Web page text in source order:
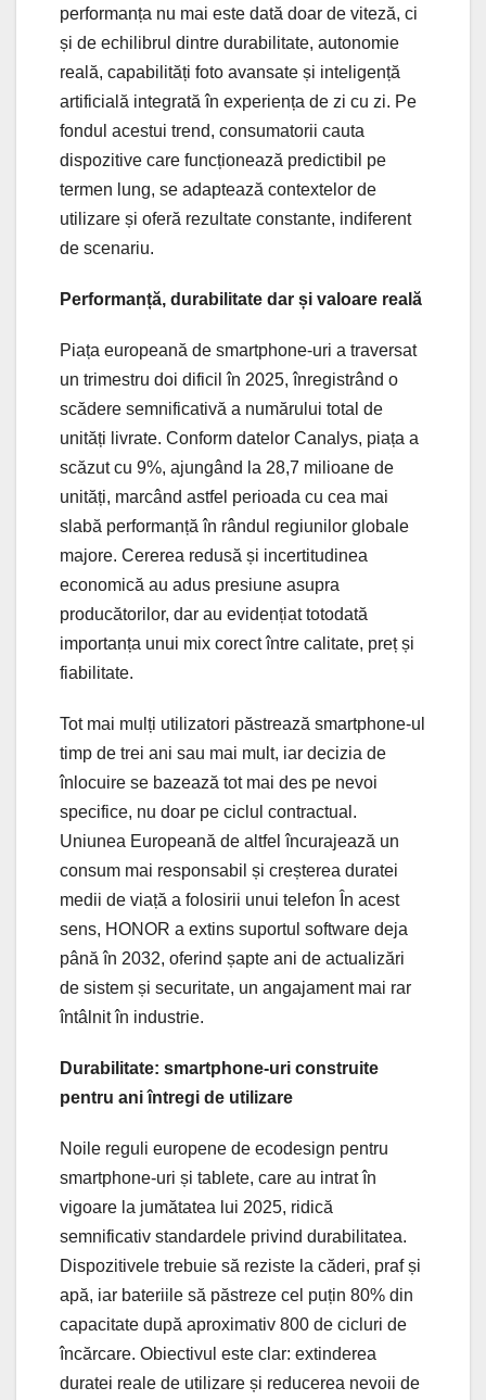
performanța nu mai este dată doar de viteză, ci
și de echilibrul dintre durabilitate, autonomie
reală, capabilități foto avansate și inteligență
artificială integrată în experiența de zi cu zi. Pe
fondul acestui trend, consumatorii cauta
dispozitive care funcționează predictibil pe
termen lung, se adaptează contextelor de
utilizare și oferă rezultate constante, indiferent
de scenariu.
Performanță, durabilitate dar și valoare reală
Piața europeană de smartphone-uri a traversat
un trimestru doi dificil în 2025, înregistrând o
scădere semnificativă a numărului total de
unități livrate. Conform datelor Canalys, piața a
scăzut cu 9%, ajungând la 28,7 milioane de
unități, marcând astfel perioada cu cea mai
slabă performanță în rândul regiunilor globale
majore. Cererea redusă și incertitudinea
economică au adus presiune asupra
producătorilor, dar au evidențiat totodată
importanța unui mix corect între calitate, preț și
fiabilitate.
Tot mai mulți utilizatori păstrează smartphone-ul
timp de trei ani sau mai mult, iar decizia de
înlocuire se bazează tot mai des pe nevoi
specifice, nu doar pe ciclul contractual.
Uniunea Europeană de altfel încurajează un
consum mai responsabil și creșterea duratei
medii de viață a folosirii unui telefon În acest
sens, HONOR a extins suportul software deja
până în 2032, oferind șapte ani de actualizări
de sistem și securitate, un angajament mai rar
întâlnit în industrie.
Durabilitate: smartphone-uri construite
pentru ani întregi de utilizare
Noile reguli europene de ecodesign pentru
smartphone-uri și tablete, care au intrat în
vigoare la jumătatea lui 2025, ridică
semnificativ standardele privind durabilitatea.
Dispozitivele trebuie să reziste la căderi, praf și
apă, iar bateriile să păstreze cel puțin 80% din
capacitate după aproximativ 800 de cicluri de
încărcare. Obiectivul este clar: extinderea
duratei reale de utilizare și reducerea nevoii de